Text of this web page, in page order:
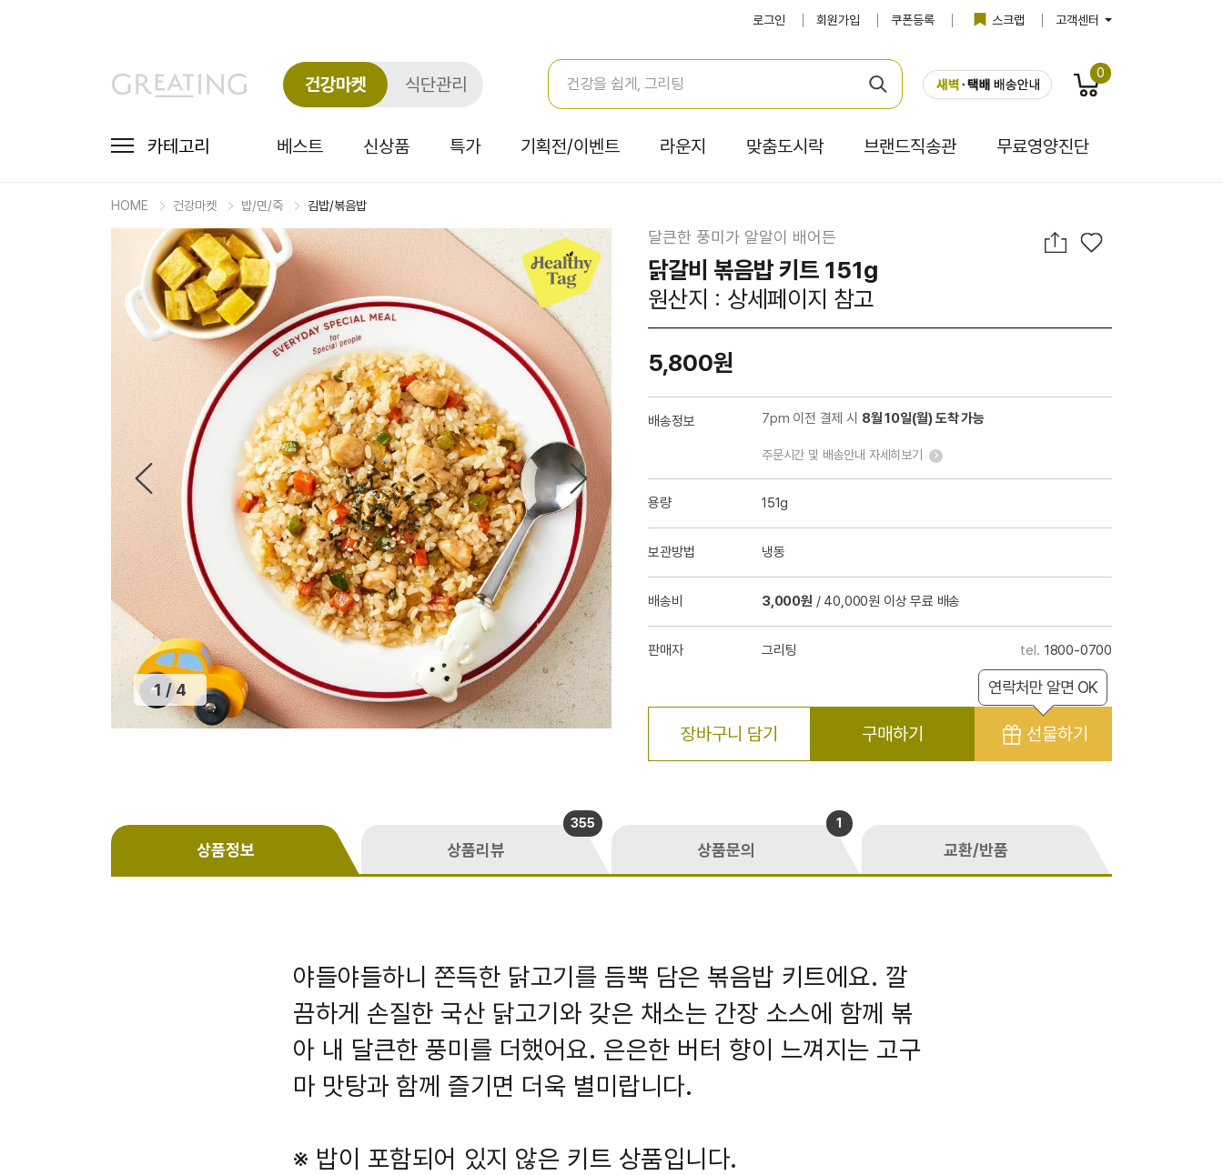
로그인 회원가입 쿠폰등록 스크랩 고객센터
건강마켓 식단관리
0
카테고리 베스트 신상품 특가 기획전/이벤트 라운지 맞춤도시락 브랜드직송관 무료영양진단
HOME 건강마켓 밥/면/죽 김밥/볶음밥
2 / 4
달큰한 풍미가 알알이 배어든
닭갈비 볶음밥 키트 151g
원산지 : 상세페이지 참고
5,800원
배송정보 7pm 이전 결제 시 8월 10일(월) 도착 가능
주문시간 및 배송안내 자세히보기
용량 151g
보관방법 냉동
배송비 3,000원 / 40,000원 이상 무료 배송
판매자 그리팅 1800-0700
장바구니 담기 구매하기 선물하기
연락처만 알면 OK
상품정보 상품리뷰
355
상품문의
1
교환/반품
야들야들하니 쫀득한 닭고기를 듬뿍 담은 볶음밥 키트에요. 깔
끔하게 손질한 국산 닭고기와 갖은 채소는 간장 소스에 함께 볶
아 내 달큰한 풍미를 더했어요. 은은한 버터 향이 느껴지는 고구
마 맛탕과 함께 즐기면 더욱 별미랍니다.
※ 밥이 포함되어 있지 않은 키트 상품입니다.